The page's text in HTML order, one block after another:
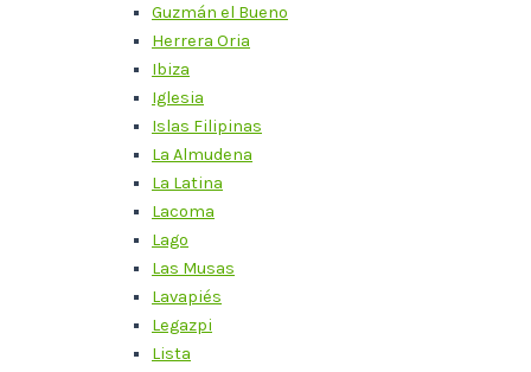
Guzmán el Bueno
Herrera Oria
Ibiza
Iglesia
Islas Filipinas
La Almudena
La Latina
Lacoma
Lago
Las Musas
Lavapiés
Legazpi
Lista